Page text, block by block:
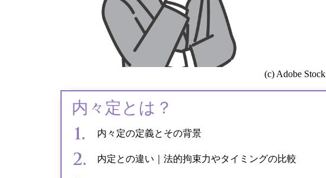
(c) Adobe Stock
内々定とは？
内々定の定義とその背景
内定との違い｜法的拘束力やタイミングの比較